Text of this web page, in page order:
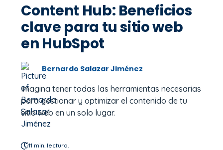
Content Hub: Beneficios
clave para tu sitio web
en HubSpot
Bernardo Salazar Jiménez
Imagina tener todas las herramientas necesarias
para gestionar y optimizar el contenido de tu
sitio web en un solo lugar.
11 min. lectura.